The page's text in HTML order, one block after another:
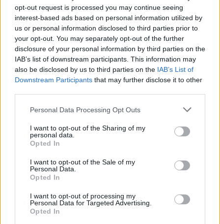
opt-out request is processed you may continue seeing
interest-based ads based on personal information utilized by
us or personal information disclosed to third parties prior to
your opt-out. You may separately opt-out of the further
disclosure of your personal information by third parties on the
IAB’s list of downstream participants. This information may
also be disclosed by us to third parties on the IAB’s List of
Downstream Participants that may further disclose it to other
Please note that this website/app uses one or more Google
not limited to your visit or usage behaviour. You may click to
grant or deny consent to Google and its third-party tags to
use your data for below specified purposes in below Google
consent section.
Personal Data Processing Opt Outs
I want to opt-out of the Sharing of my
personal data.
Opted In
I want to opt-out of the Sale of my
Personal Data.
Opted In
I want to opt-out of processing my
Personal Data for Targeted Advertising.
Opted In
Wirtschaftskooperation zur Stärkung der ungarischen
Wirtschaft bei, fügte er hinzu. “Es ist wichtig, dass die
Chinesen auch das Friedenslager stärken; gemeinsam mit den
Chinesen sind wir Mitglieder der Gruppe der Freunde des
Friedens. Wir schätzen Chinas Friedensbemühungen sehr und
wir kämpfen gemeinsam dafür, dass unser Nachbar, die
Ukraine, endlich Frieden bekommt”, sagte er.
Wenn Sie unsere Artikel über Chinaverpasst haben:
gelieferten Bestellungen ein
Neujahrsprogramm in Budapest
#china
Leave a Reply
Your email address will not be published. Required fields are marked*